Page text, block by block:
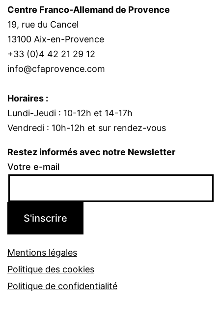
Centre Franco-Allemand de Provence
19, rue du Cancel
13100 Aix-en-Provence
+33 (0)4 42 21 29 12
info@cfaprovence.com
Horaires :
Lundi-Jeudi : 10-12h et 14-17h
Vendredi : 10h-12h et sur rendez-vous
Restez informés avec notre Newsletter
Votre e-mail
Mentions légales
Politique des cookies
Politique de confidentialité